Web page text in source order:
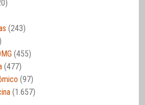
(243)
(455)
(477)
(97)
(1.657)